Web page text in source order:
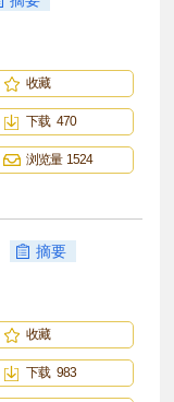
收藏
下载 470
浏览量 1524
摘要
收藏
下载 983